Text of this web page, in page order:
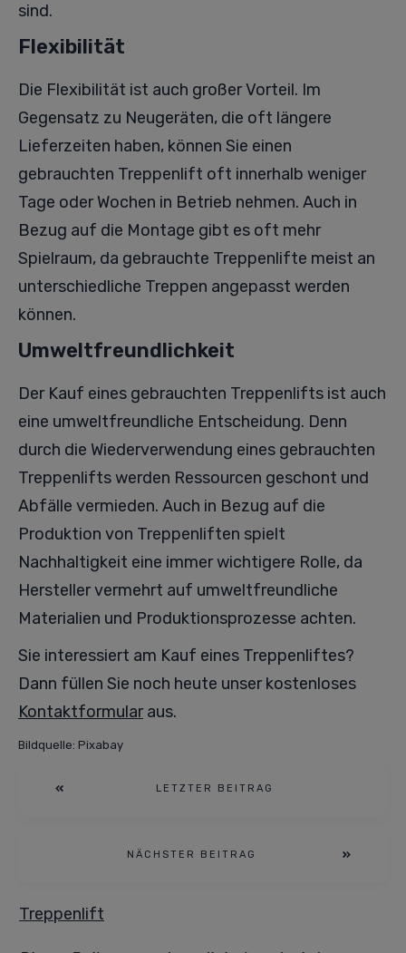
sind.
Flexibilität
Die Flexibilität ist auch großer Vorteil. Im
Gegensatz zu Neugeräten, die oft längere
Lieferzeiten haben, können Sie einen
gebrauchten Treppenlift oft innerhalb weniger
Tage oder Wochen in Betrieb nehmen. Auch in
Bezug auf die Montage gibt es oft mehr
Spielraum, da gebrauchte Treppenlifte meist an
unterschiedliche Treppen angepasst werden
können.
Umweltfreundlichkeit
Der Kauf eines gebrauchten Treppenlifts ist auch
eine umweltfreundliche Entscheidung. Denn
durch die Wiederverwendung eines gebrauchten
Treppenlifts werden Ressourcen geschont und
Abfälle vermieden. Auch in Bezug auf die
Produktion von Treppenliften spielt
Nachhaltigkeit eine immer wichtigere Rolle, da
Hersteller vermehrt auf umweltfreundliche
Materialien und Produktionsprozesse achten.
Sie interessiert am Kauf eines Treppenliftes?
Dann füllen Sie noch heute unser kostenloses
Kontaktformularaus.
Bildquelle: Pixabay
LETZTER BEITRAG
NÄCHSTER BEITRAG
Treppenlift